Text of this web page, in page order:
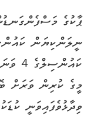
ޕާކުގެ
ނީލަންކިޔަން
މީގެ ކުރިން ވަރަށް
ވިދާޅުވެފައިވަނީ